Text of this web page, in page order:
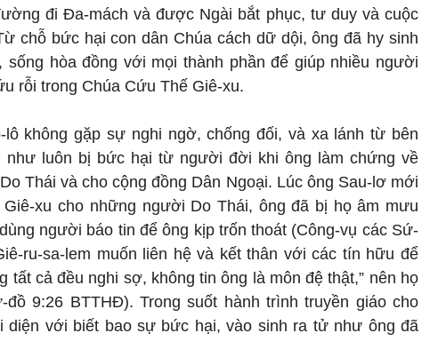
đi Đa-mách và được Ngài bắt phục, tư duy và cuộc
chỗ bức hại con dân Chúa cách dữ dội, ông đã hy sinh
hòa đồng với mọi thành phần để giúp nhiều người
rỗi trong Chúa Cứu Thế Giê-xu.
lô không gặp sự nghi ngờ, chống đối, và xa lánh từ bên
như luôn bị bức hại từ người đời khi ông làm chứng về
Thái và cho cộng đồng Dân Ngoại. Lúc ông Sau-lơ mới
xu cho những người Do Thái, ông đã bị họ âm mưu
người báo tin để ông kịp trốn thoát (Công-vụ các Sứ-
ru-sa-lem muốn liên hệ và kết thân với các tín hữu để
tất cả đều nghi sợ, không tin ông là môn đệ thật,” nên họ
9:26 BTTHĐ). Trong suốt hành trình truyền giáo cho
diện với biết bao sự bức hại, vào sinh ra tử như ông đã